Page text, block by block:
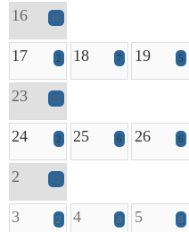
16 16
17 2 18 7 19 5
23 11
24 2 25 6 26 6
2 12
3 2 4 8 5 8